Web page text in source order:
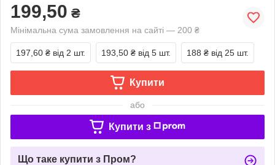
199,50 ₴
Мінімальна сума замовлення на сайті — 200 ₴
197,60 ₴ від 2 шт. 193,50 ₴ від 5 шт. 188 ₴ від 25 шт.
Купити
або
Купити з
Що таке купити з Пром?